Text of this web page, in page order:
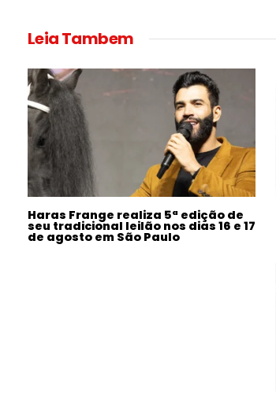
Leia Tambem
Haras Frange realiza 5ª edição de
seu tradicional leilão nos dias 16 e 17
de agosto em São Paulo